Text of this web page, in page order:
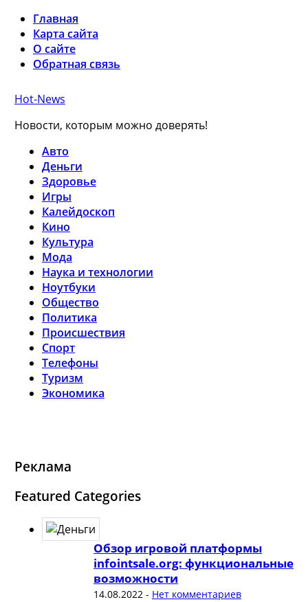
Главная
Карта сайта
О сайте
Обратная связь
Hot-News
Новости, которым можно доверять!
Авто
Деньги
Здоровье
Игры
Калейдоскоп
Кино
Культура
Мода
Наука и технологии
Ноутбуки
Общество
Политика
Происшествия
Спорт
Телефоны
Туризм
Экономика
Реклама
Featured Categories
Обзор игровой платформы
infointsale.org: функциональные
возможности
14.08.2022- Нет комментариев